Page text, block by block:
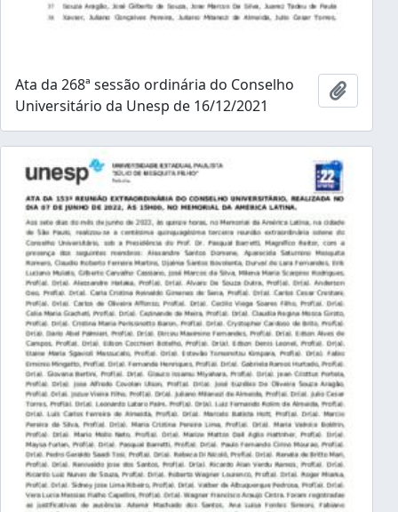
Ata da 268ª sessão ordinária do Conselho
Universitário da Unesp de 16/12/2021